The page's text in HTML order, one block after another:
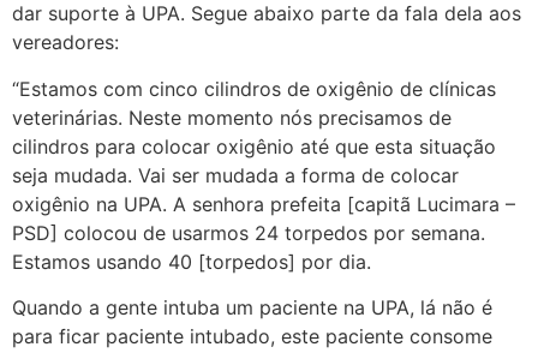
dar suporte à UPA. Segue abaixo parte da fala dela aos
vereadores:
“Estamos com cinco cilindros de oxigênio de clínicas
veterinárias. Neste momento nós precisamos de
cilindros para colocar oxigênio até que esta situação
seja mudada. Vai ser mudada a forma de colocar
oxigênio na UPA. A senhora prefeita [capitã Lucimara –
PSD] colocou de usarmos 24 torpedos por semana.
Estamos usando 40 [torpedos] por dia.
Quando a gente intuba um paciente na UPA, lá não é
para ficar paciente intubado, este paciente consome